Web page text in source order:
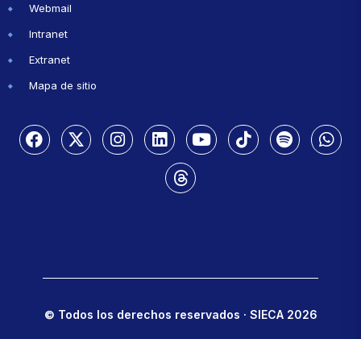
Webmail
Intranet
Extranet
Mapa de sitio
© Todos los derechos reservados · SIECA 2026